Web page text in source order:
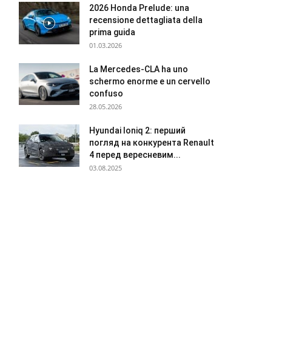
2026 Honda Prelude: una
recensione dettagliata della
prima guida
01.03.2026
La Mercedes-CLA ha uno
schermo enorme e un cervello
confuso
28.05.2026
Hyundai Ioniq 2: перший
погляд на конкурента Renault
4 перед вересневим...
03.08.2025